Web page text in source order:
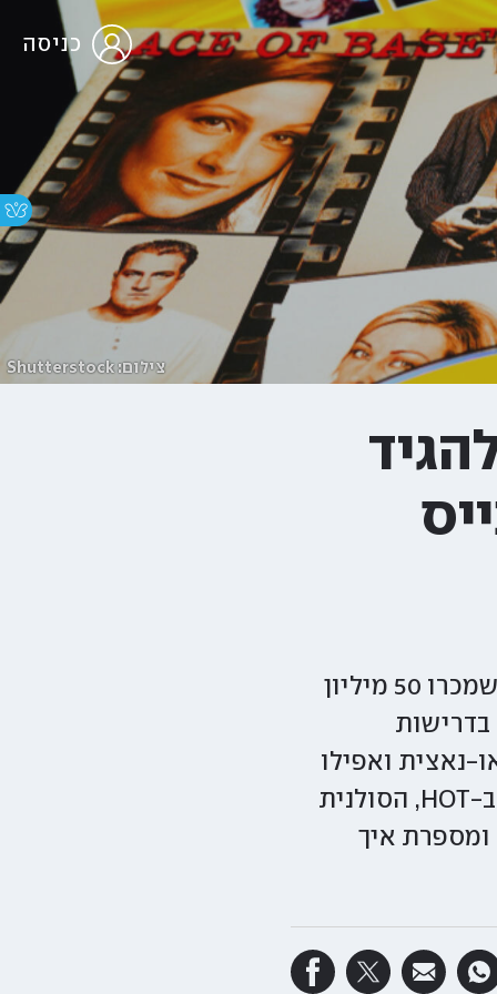
כניסה
צילום: Shutterstock
חברי להקת אייס אוף בייס ראו את הסימן לנפילה מההתחלה: אחרי שמכרו 50 מיליון
בדרישות
נאצית ואפילו
עברו תקיפות אלימות. לקראת סדרת דוקו חדשה שמשודרת ב-yes וב-HOT, הסולנית
ומספרת איך